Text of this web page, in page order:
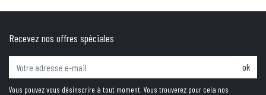
Recevez nos offres spéciales
ok
Vous pouvez vous désinscrire à tout moment. Vous trouverez pour cela nos